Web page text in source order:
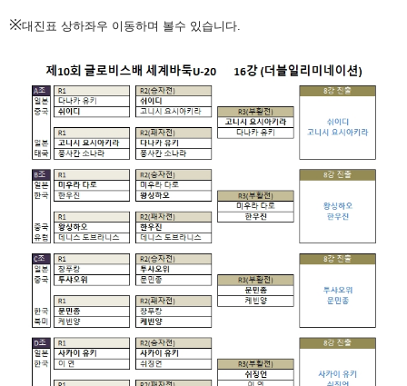
※대진표 상하좌우 이동하며 볼수 있습니다.